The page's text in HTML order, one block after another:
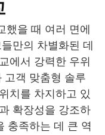
했을 때 여러 면에
만의 차별화된 데
에서 강력한 우위
고객 맞춤형 솔루
치를 차지하고 있
확장성을 강조하
충족하는 데 큰 역